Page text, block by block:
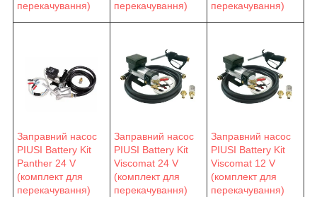
перекачування)
перекачування)
перекачування)
Заправний насос
PIUSI Battery Kit
Panther 24 V
(комплект для
перекачування)
Заправний насос
PIUSI Battery Kit
Viscomat 24 V
(комплект для
перекачування)
Заправний насос
PIUSI Battery Kit
Viscomat 12 V
(комплект для
перекачування)